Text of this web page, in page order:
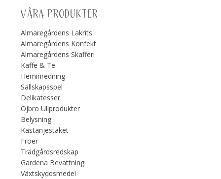
VÅRA PRODUKTER
Almaregårdens Lakrits
Almaregårdens Konfekt
Almaregårdens Skafferi
Kaffe & Te
Heminredning
Sällskapsspel
Delikatesser
Öjbro Ullprodukter
Belysning
Kastanjestaket
Fröer
Trädgårdsredskap
Gardena Bevattning
Växtskyddsmedel